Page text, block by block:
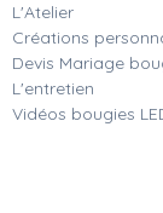
L'Atelier
Créations
Devis Mariage
L'entretien
Vidéos bougies